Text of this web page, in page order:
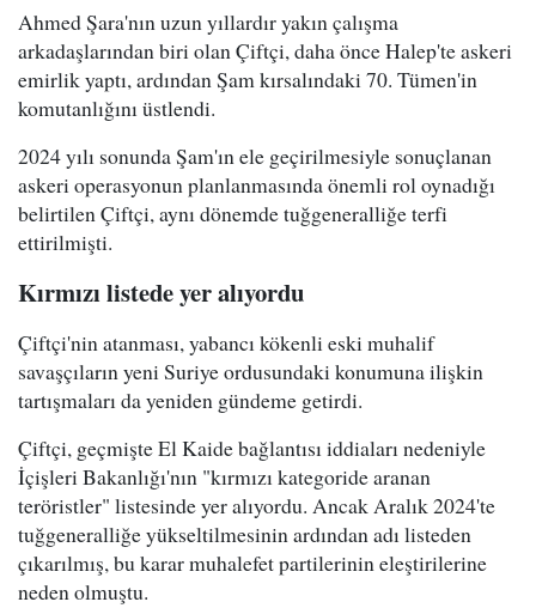
Ahmed Şara'nın uzun yıllardır yakın çalışma
arkadaşlarından biri olan Çiftçi, daha önce Halep'te askeri
emirlik yaptı, ardından Şam kırsalındaki 70. Tümen'in
komutanlığını üstlendi.
2024 yılı sonunda Şam'ın ele geçirilmesiyle sonuçlanan
askeri operasyonun planlanmasında önemli rol oynadığı
belirtilen Çiftçi, aynı dönemde tuğgeneralliğe terfi
ettirilmişti.
Kırmızı listede yer alıyordu
Çiftçi'nin atanması, yabancı kökenli eski muhalif
savaşçıların yeni Suriye ordusundaki konumuna ilişkin
tartışmaları da yeniden gündeme getirdi.
Çiftçi, geçmişte El Kaide bağlantısı iddiaları nedeniyle
İçişleri Bakanlığı'nın "kırmızı kategoride aranan
teröristler" listesinde yer alıyordu. Ancak Aralık 2024'te
tuğgeneralliğe yükseltilmesinin ardından adı listeden
çıkarılmış, bu karar muhalefet partilerinin eleştirilerine
neden olmuştu.